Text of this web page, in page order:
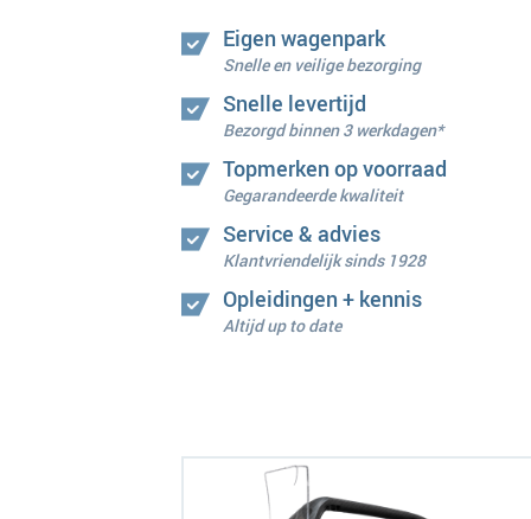
Eigen wagenpark
Snelle en veilige bezorging
Snelle levertijd
Bezorgd binnen 3 werkdagen*
Topmerken op voorraad
Gegarandeerde kwaliteit
Service & advies
Klantvriendelijk sinds 1928
Opleidingen + kennis
Altijd up to date